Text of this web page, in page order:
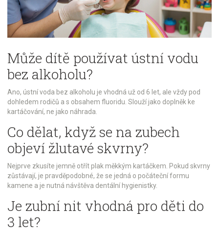
Může dítě používat ústní vodu
bez alkoholu?
Ano, ústní voda bez alkoholu je vhodná už od 6 let, ale vždy pod
dohledem rodičů a s obsahem fluoridu. Slouží jako doplněk ke
kartáčování, ne jako náhrada.
Co dělat, když se na zubech
objeví žlutavé skvrny?
Nejprve zkusíte jemně otřít plak měkkým kartáčkem. Pokud skvrny
zůstávají, je pravděpodobné, že se jedná o počáteční formu
kamene a je nutná návštěva dentální hygienistky.
Je zubní nit vhodná pro děti do
3 let?